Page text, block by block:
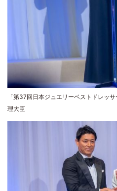
「第37回日本ジュエリーベストドレッ
理大臣